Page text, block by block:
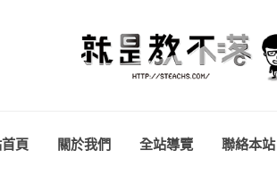
頁 關於我們 全站導覽 聯絡本站